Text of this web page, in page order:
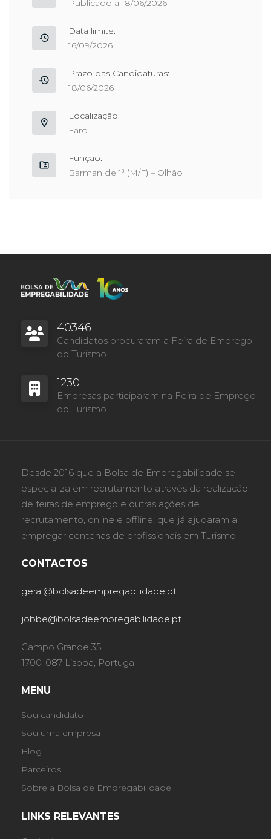
Publicado a 18/06/2026
Data limite:
16/09/2026
Prazo das Candidaturas:
18/06/2026
Localização:
Faro
Função:
Barman de 1ª (M/F) – Olhão
40346
Candidatos procuraram a Feira de Emprego
do Turismo
1230
Empresas participaram na Feira de Emprego
do Turismo
Desde 2016 que a Bolsa de Empregabilidade se
especializa em recrutamento através da realização
de feiras de emprego e outras ações de
recrutamento, online e offline, que já ajudaram a
empregar centenas de profissionais em Turismo.
CONTACTOS
geral@bolsadeempregabilidade.pt
jobbe@bolsadeempregabilidade.pt
Campo Grande 35
1700-087 Lisboa, Portugal
MENU
Sou candidato
Sou uma empresa
Blog
Parceiros
Sobre a Bolsa de Empregabilidade
LINKS RELEVANTES